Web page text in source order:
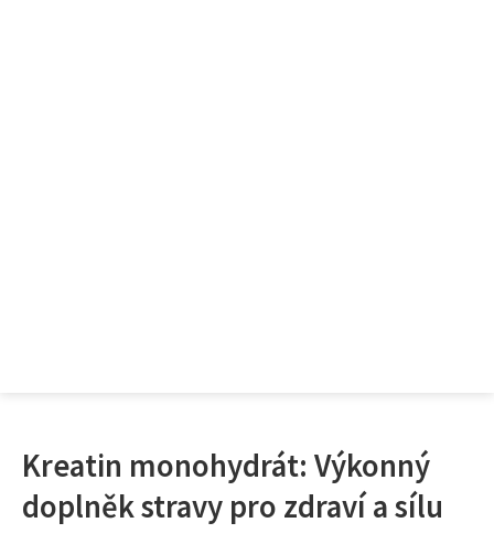
Kreatin monohydrát: Výkonný
doplněk stravy pro zdraví a sílu